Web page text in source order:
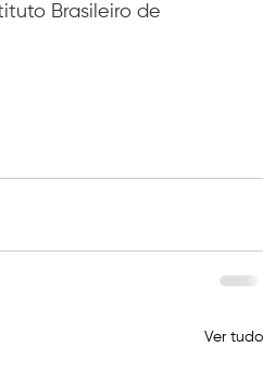
Brasileiro de
Ver tudo